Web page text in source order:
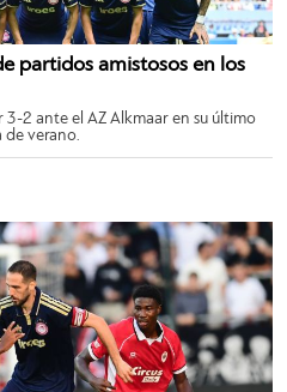
partidos amistosos en los
2 ante el AZ Alkmaar en su último
de verano.